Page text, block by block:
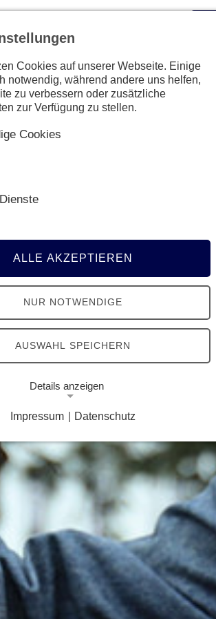
Cookies auf unserer Webseite. Einige
notwendig, während andere uns helfen,
zu verbessern oder zusätzliche
zur Verfügung zu stellen.
Cookies
ALLE AKZEPTIEREN
NUR NOTWENDIGE
AUSWAHL SPEICHERN
Details anzeigen
Cookies ermöglichen grundlegende
und sind für die einwandfreie Funktion
erforderlich.
Analytics Opt-Out-Cookie
speichert die gewählte
bezüglich Google Analytics
Impressum Datenschutz